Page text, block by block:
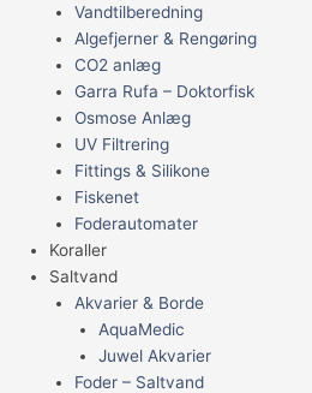
Vandtilberedning
Algefjerner & Rengøring
CO2 anlæg
Garra Rufa – Doktorfisk
Osmose Anlæg
UV Filtrering
Fittings & Silikone
Fiskenet
Foderautomater
Koraller
Saltvand
Akvarier & Borde
AquaMedic
Juwel Akvarier
Foder – Saltvand